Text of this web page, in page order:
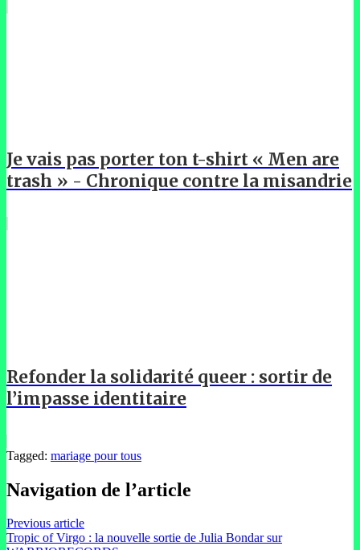
Je vais pas porter ton t-shirt « Men are
trash » - Chronique contre la misandrie
Refonder la solidarité queer : sortir de
l’impasse identitaire
Tagged: mariage pour tous
Navigation de l’article
Previous article
Tropic of Virgo : la nouvelle sortie de Julia Bondar sur